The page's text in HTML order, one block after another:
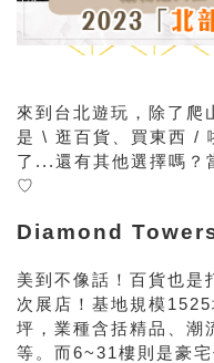
來到台北遊玩，除了爬
是 \ 逛百貨、買東西 /
了...還有其他選擇嗎？
♡
Diamond
美到不像話！百貨也是
次展店！基地規模
坪，業種含括精品、潮
等。而6~31樓則是豪